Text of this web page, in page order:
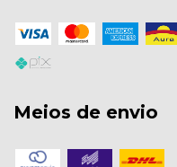
Meios de envio